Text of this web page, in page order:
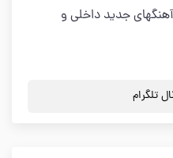
جدید داخلی و
تلگرام